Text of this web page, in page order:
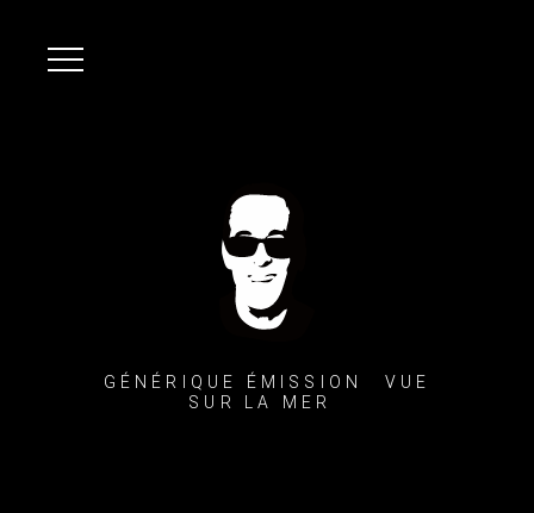
GÉNÉRIQUE ÉMISSION  VUE
SUR LA MER 